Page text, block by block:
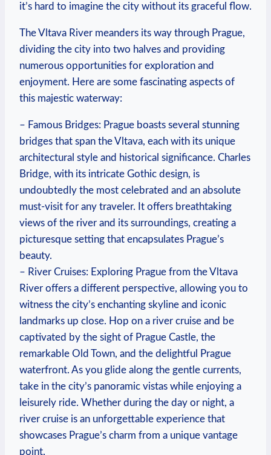
it’s hard ⁤to imagine the city ⁤without‌ its graceful⁢ flow.
The ‌Vltava ⁤River​ meanders⁢ its way through ‌Prague,
dividing⁤ the city into two halves and providing
numerous opportunities ⁤for ​exploration and
enjoyment. Here are‌ some fascinating‌ aspects of
this ⁤majestic ​waterway:
– Famous Bridges: Prague boasts​ several stunning‍
bridges⁤ that span the Vltava, each with‌ its unique
architectural ⁣style⁢ and historical‍ significance. Charles⁤
Bridge, with its intricate Gothic design, is
undoubtedly the most ‌celebrated and an absolute
⁢must-visit for any traveler. It offers breathtaking
views ⁢of the river and its surroundings, creating a
⁢picturesque setting that encapsulates Prague’s
beauty.
– River Cruises: Exploring Prague from ⁢the Vltava
River ​offers a different ‌perspective, allowing you to
witness the city’s enchanting⁢ skyline and iconic
landmarks up close. Hop on a river cruise and be
captivated by the sight of‌ Prague ⁣Castle, the
remarkable‍ Old Town, and the delightful Prague ​
waterfront. As you ⁣glide along the gentle‌ currents,
⁢take in the city’s⁣ panoramic vistas while enjoying a‍
leisurely ride. Whether⁢ during the day or‌ night, a ​
river⁢ cruise is ‌an unforgettable experience that
‌showcases Prague’s charm from⁣ a unique ‌vantage
point.